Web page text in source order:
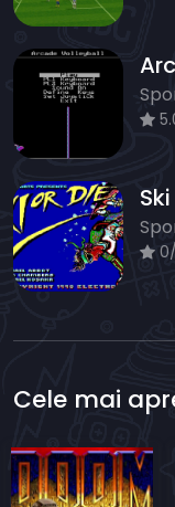
Cele mai